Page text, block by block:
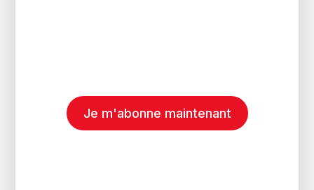
Je m'abonne maintenant